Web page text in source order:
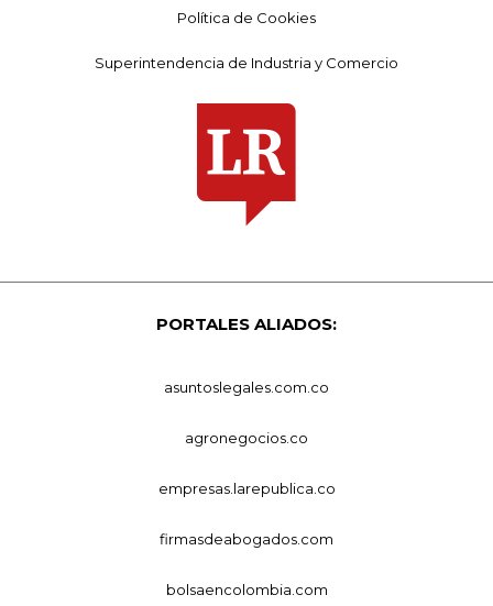
Política de Cookies
Superintendencia de Industria y Comercio
PORTALES ALIADOS:
asuntoslegales.com.co
agronegocios.co
empresas.larepublica.co
firmasdeabogados.com
bolsaencolombia.com